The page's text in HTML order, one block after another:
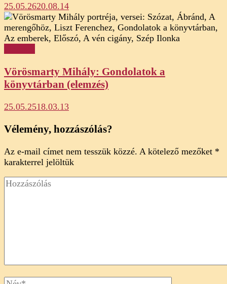
25.05.2620.08.14
Vörösmarty Mihály: Gondolatok a
könyvtárban (elemzés)
25.05.2518.03.13
Vélemény, hozzászólás?
Az e-mail címet nem tesszük közzé. A kötelező mezőket *
karakterrel jelöltük
Hozzászólás
Full